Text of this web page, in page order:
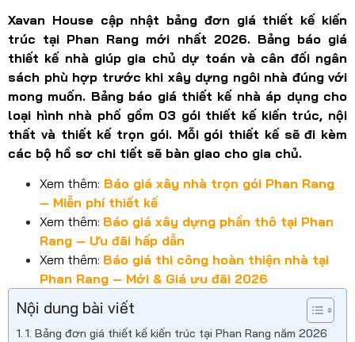
Xavan House cập nhật bảng đơn giá thiết kế kiến
trúc tại Phan Rang mới nhất 2026. Bảng báo giá
thiết kế nhà giúp gia chủ dự toán và cân đối ngân
sách phù hợp trước khi xây dựng ngôi nhà đúng với
mong muốn. Bảng báo giá thiết kế nhà áp dụng cho
loại hình nhà phố gồm 03 gói thiết kế kiến trúc, nội
thất và thiết kế trọn gói. Mỗi gói thiết kế sẽ đi kèm
các bộ hồ sơ chi tiết sẽ bàn giao cho gia chủ.
Xem thêm: Báo giá xây nhà trọn gói Phan Rang
– Miễn phí thiết kế
Xem thêm: Báo giá xây dựng phần thô tại Phan
Rang – Ưu đãi hấp dẫn
Xem thêm: Báo giá thi công hoàn thiện nhà tại
Phan Rang – Mới & Giá ưu đãi 2026
Nội dung bài viết
1. Bảng đơn giá thiết kế kiến trúc tại Phan Rang năm 2026